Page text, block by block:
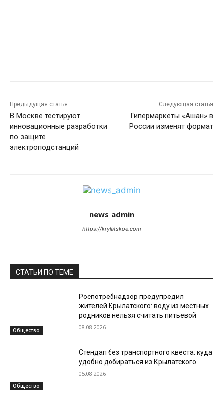
Предыдущая статья
В Москве тестируют
инновационные разработки
по защите
электроподстанций
Следующая статья
Гипермаркеты «Ашан» в
России изменят формат
news_admin
https://krylatskoe.com
СТАТЬИ ПО ТЕМЕ
Общество
Роспотребнадзор предупредил
жителей Крылатского: воду из местных
родников нельзя считать питьевой
08.08.2026
Общество
Стендап без транспортного квеста: куда
удобно добираться из Крылатского
05.08.2026